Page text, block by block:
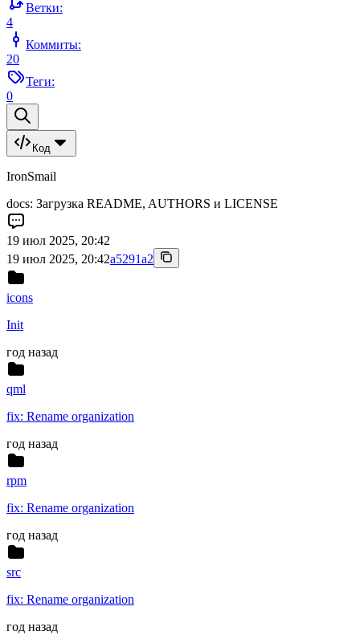
Ветки:
4
Коммиты:
20
Теги:
0
Код
IronSmail
docs: Загрузка README, AUTHORS и LICENSE
19 июл 2025, 20:42
19 июл 2025, 20:42a5291a2
icons
Init
год назад
qml
fix: Rename organization
год назад
rpm
fix: Rename organization
год назад
src
fix: Rename organization
год назад